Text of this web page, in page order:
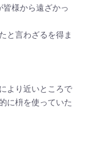
様から遠ざかっ
と言わざるを得ま
より近いところで
に枡を使っていた